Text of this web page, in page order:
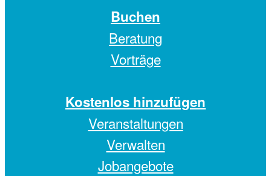
Buchen
Beratung
Vorträge
Kostenlos hinzufügen
Veranstaltungen
Verwalten
Jobangebote